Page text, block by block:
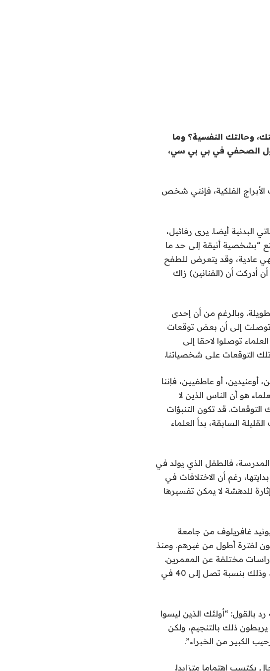
وحالتك النفسية؟ وما
الصحفي في بي بي سي،
الفلكية، فإنني شخص
أيضا. يرى رفائيل،
“بشخصية أنيقة إلى حد ما
عادية، وقد يتعرض للطفح
أدركت أن (الفنانين) زاك
وبالرغم من أن إحدى
توصلت إلى أن بعض توقعات
توصلوا لاحقا إلى
التوقعات على شخصياتنا.
أوعنيدين، أو عاطفيين، فإننا
هو أن الناس الذين لا
قد تكون التنبؤات
السابقة، بدأ العلماء
فالطفل الذي يولد في
رغم أن الاختلافات في
للدهشة لا يمكن تفسيرها
غافريلوف من جامعة
لفترة أطول من غيرهم. ومنذ
مختلفة عن المعمرين.
واستنتج في بحثه الأخير بأن مواليد الخريف يعيشون حتى 100 سنة، وذلك بنسبة تصل إلى 40 في
بالقول: “أولئك الذين ليسوا
ذلك بالتنجيم، ولكن
الكبير من الخبراء”.
يكتسب اهتماما متزايدا.